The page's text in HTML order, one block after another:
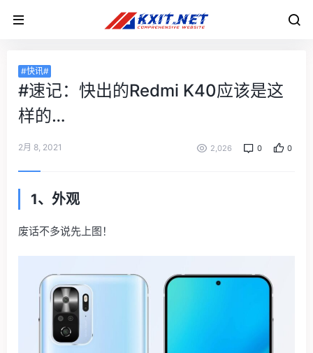
#快讯#
#速记：快出的Redmi K40应该是这
样的…
2月 8, 2021 2,026 0 0
1、外观
废话不多说先上图！